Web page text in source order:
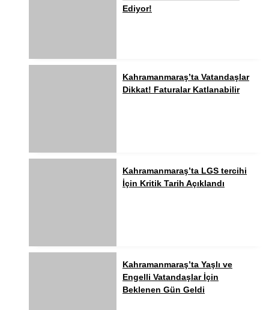
Ediyor!
Kahramanmaraş’ta Vatandaşlar
Dikkat! Faturalar Katlanabilir
Kahramanmaraş’ta LGS tercihi
İçin Kritik Tarih Açıklandı
Kahramanmaraş’ta Yaşlı ve
Engelli Vatandaşlar İçin
Beklenen Gün Geldi